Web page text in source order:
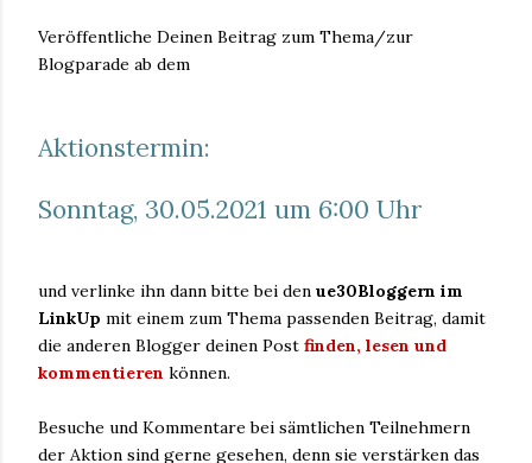
Veröffentliche Deinen Beitrag zum Thema/zur
Blogparade ab dem
Aktionstermin:
Sonntag, 30.05.2021 um 6:00 Uhr
und verlinke ihn dann bitte bei den ue30Bloggern im
LinkUp mit einem zum Thema passenden Beitrag, damit
die anderen Blogger deinen Post finden, lesen und
kommentieren können.
Besuche und Kommentare bei sämtlichen Teilnehmern
der Aktion sind gerne gesehen, denn sie verstärken das